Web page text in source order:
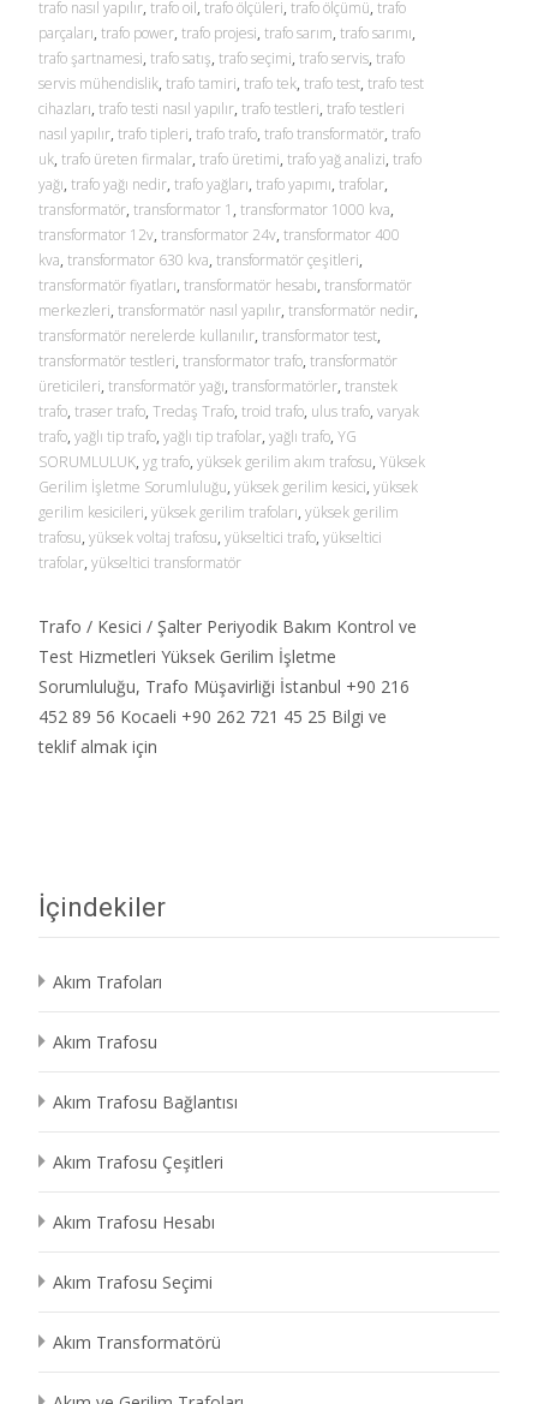
trafo nasıl yapılır, trafo oil, trafo ölçüleri, trafo ölçümü, trafo
parçaları, trafo power, trafo projesi, trafo sarım, trafo sarımı,
trafo şartnamesi, trafo satış, trafo seçimi, trafo servis, trafo
servis mühendislik, trafo tamiri, trafo tek, trafo test, trafo test
cihazları, trafo testi nasıl yapılır, trafo testleri, trafo testleri
nasıl yapılır, trafo tipleri, trafo trafo, trafo transformatör, trafo
uk, trafo üreten firmalar, trafo üretimi, trafo yağ analizi, trafo
yağı, trafo yağı nedir, trafo yağları, trafo yapımı, trafolar,
transformatör, transformator 1 , transformator 1000 kva,
transformator 12v, transformator 24v, transformator 400
kva, transformator 630 kva, transformatör çeşitleri,
transformatör fiyatları, transformatör hesabı, transformatör
merkezleri, transformatör nasıl yapılır, transformatör nedir,
transformatör nerelerde kullanılır, transformator test,
transformatör testleri, transformator trafo, transformatör
üreticileri, transformatör yağı, transformatörler, transtek
trafo, traser trafo, Tredaş Trafo, troid trafo, ulus trafo, varyak
trafo, yağlı tip trafo, yağlı tip trafolar, yağlı trafo, YG
SORUMLULUK, yg trafo, yüksek gerilim akım trafosu, Yüksek
Gerilim İşletme Sorumluluğu, yüksek gerilim kesici, yüksek
gerilim kesicileri, yüksek gerilim trafoları, yüksek gerilim
trafosu, yüksek voltaj trafosu, yükseltici trafo, yükseltici
trafolar, yükseltici transformatör
Trafo / Kesici / Şalter Periyodik Bakım Kontrol ve
Test Hizmetleri Yüksek Gerilim İşletme
Sorumluluğu, Trafo Müşavirliği İstanbul +90 216
452 89 56 Kocaeli +90 262 721 45 25 Bilgi ve
teklif almak için
İçindekiler
Akım Trafoları
Akım Trafosu
Akım Trafosu Bağlantısı
Akım Trafosu Çeşitleri
Akım Trafosu Hesabı
Akım Trafosu Seçimi
Akım Transformatörü